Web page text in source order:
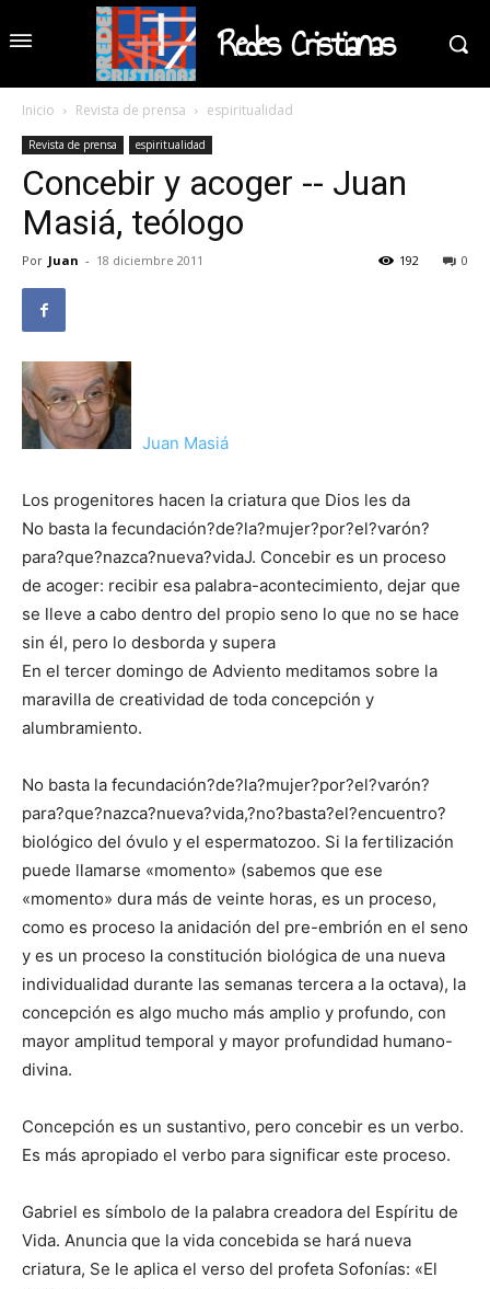
Redes Cristianas
Inicio Revista de prensa espiritualidad
Revista de prensa espiritualidad
Concebir y acoger -- Juan
Masiá, teólogo
Por Juan - 18 diciembre 2011 0
192
Juan Masiá
Los progenitores hacen la criatura que Dios les da
No basta la fecundación?de?la?mujer?por?el?varón?
para?que?nazca?nueva?vidaJ. Concebir es un proceso
de acoger: recibir esa palabra-acontecimiento, dejar que
se lleve a cabo dentro del propio seno lo que no se hace
sin él, pero lo desborda y supera
En el tercer domingo de Adviento meditamos sobre la
maravilla de creatividad de toda concepción y
alumbramiento.
No basta la fecundación?de?la?mujer?por?el?varón?
para?que?nazca?nueva?vida,?no?basta?el?encuentro?
biológico del óvulo y el espermatozoo. Si la fertilización
puede llamarse «momento» (sabemos que ese
«momento» dura más de veinte horas, es un proceso,
como es proceso la anidación del pre-embrión en el seno
y es un proceso la constitución biológica de una nueva
individualidad durante las semanas tercera a la octava), la
concepción es algo mucho más amplio y profundo, con
mayor amplitud temporal y mayor profundidad humano-
divina.
Concepción es un sustantivo, pero concebir es un verbo.
Es más apropiado el verbo para significar este proceso.
Gabriel es símbolo de la palabra creadora del Espíritu de
Vida. Anuncia que la vida concebida se hará nueva
criatura, Se le aplica el verso del profeta Sofonías: «El